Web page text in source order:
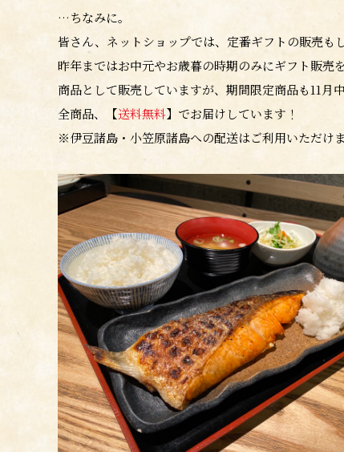
…ちなみに。
皆さん、ネットショップでは、定番ギフトの販売も
昨年まではお中元やお歳暮の時期のみにギフト販売
商品として販売していますが、期間限定商品も11
全商品、【送料無料】でお届けしています！
※伊豆諸島・小笠原諸島への配送はご利用いただけ